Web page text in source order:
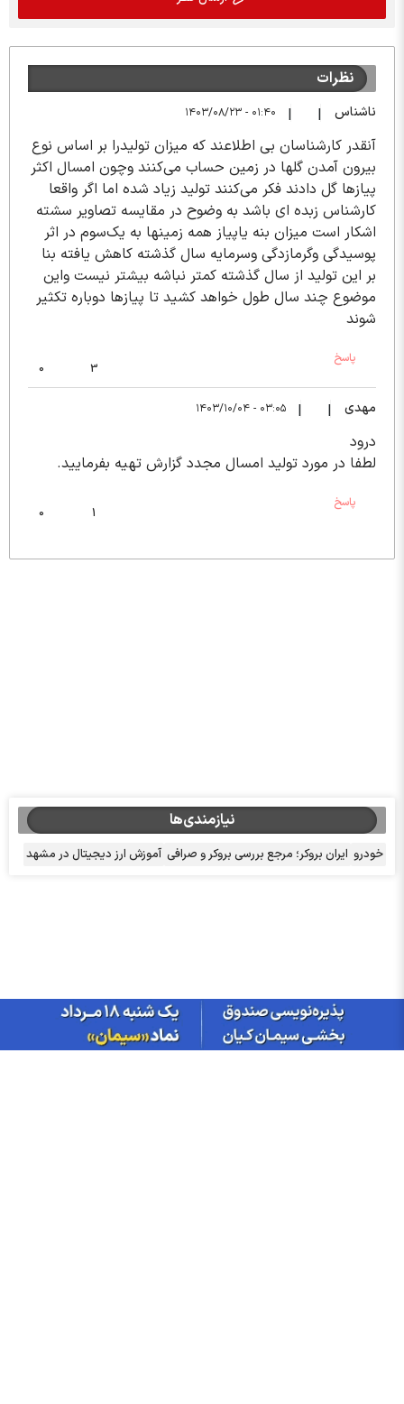
نظرات
ناشناس |
| ۰۱:۴۰ - ۱۴۰۳/۰۸/۲۳
آنقدر کارشناسان بی اطلاعند که میزان تولیدرا بر اساس نوع
بیرون آمدن گلها در زمین حساب می‌کنند وچون امسال اکثر
پیازها گل دادند فکر می‌کنند تولید زیاد شده اما اگر واقعا
کارشناس زبده ای باشد به وضوح در مقایسه تصاویر سشته
اشکار است میزان بنه یاپیاز همه زمینها به یک‌سوم در اثر
پوسیدگی وگرمازدگی وسرمایه سال گذشته کاهش یافته بنا
بر این تولید از سال گذشته کمتر نباشه بیشتر نیست واین
موضوع چند سال طول خواهد کشید تا پیازها دوباره تکثیر
شوند
پاسخ
3
0
مهدی |
| ۰۳:۰۵ - ۱۴۰۳/۱۰/۰۴
درود
لطفا در مورد تولید امسال مجدد گزارش تهیه بفرمایید.
پاسخ
1
0
نیازمندی‌ها
خودرو ایران بروکر؛ مرجع بررسی بروکر و صرافی آموزش ارز دیجیتال در مشهد